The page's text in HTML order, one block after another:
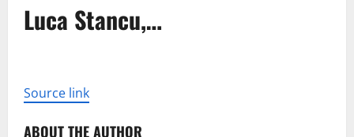
Luca Stancu,…
Source link
ABOUT THE AUTHOR